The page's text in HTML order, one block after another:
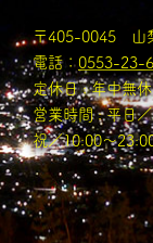
〒405-0045 山
電話：0553-23-
定休日 : 年中無
営業時間 : 平日
祝／10:00～